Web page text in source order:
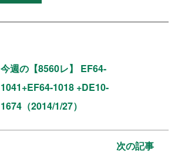
今週の【8560レ】 EF64-
1041+EF64-1018 +DE10-
1674（2014/1/27）
次の記事